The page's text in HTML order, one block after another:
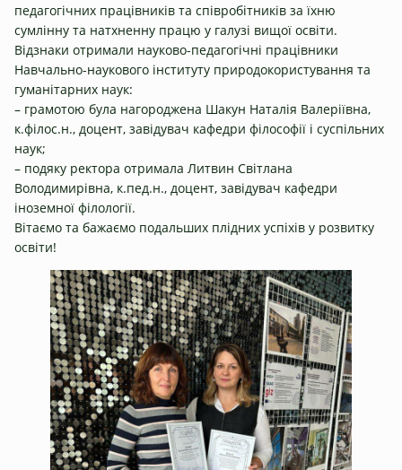
педагогічних працівників та співробітників за їхню
сумлінну та натхненну працю у галузі вищої освіти.
Відзнаки отримали науково-педагогічні працівники
Навчально-наукового інституту природокористування та
гуманітарних наук:
– грамотою була нагороджена Шакун Наталія Валеріївна,
к.філос.н., доцент, завідувач кафедри філософії і суспільних
наук;
– подяку ректора отримала Литвин Світлана
Володимирівна, к.пед.н., доцент, завідувач кафедри
іноземної філології.
Вітаємо та бажаємо подальших плідних успіхів у розвитку
освіти!